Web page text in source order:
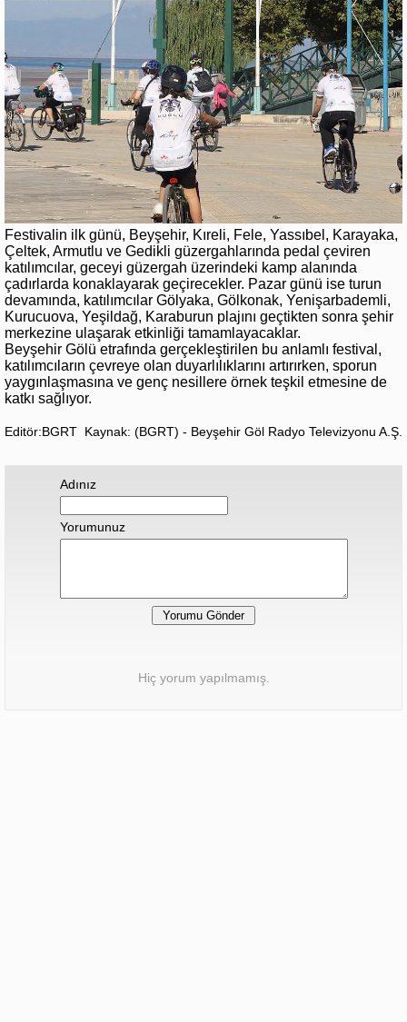
Festivalin ilk günü, Beyşehir, Kıreli, Fele, Yassıbel, Karayaka,
Çeltek, Armutlu ve Gedikli güzergahlarında pedal çeviren
katılımcılar, geceyi güzergah üzerindeki kamp alanında
çadırlarda konaklayarak geçirecekler. Pazar günü ise turun
devamında, katılımcılar Gölyaka, Gölkonak, Yenişarbademli,
Kurucuova, Yeşildağ, Karaburun plajını geçtikten sonra şehir
merkezine ulaşarak etkinliği tamamlayacaklar.
Beyşehir Gölü etrafında gerçekleştirilen bu anlamlı festival,
katılımcıların çevreye olan duyarlılıklarını artırırken, sporun
yaygınlaşmasına ve genç nesillere örnek teşkil etmesine de
katkı sağlıyor.
Editör:BGRT Kaynak: (BGRT) - Beyşehir Göl Radyo Televizyonu A.Ş.
Adınız
Yorumunuz
Hiç yorum yapılmamış.